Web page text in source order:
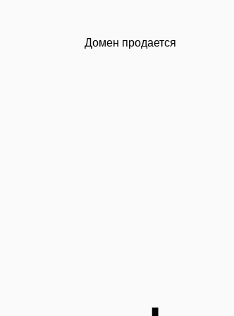
Домен продается